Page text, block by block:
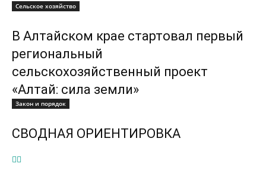
Сельское хозяйство
В Алтайском крае стартовал первый
региональный
сельскохозяйственный проект
«Алтай: сила земли»
Закон и порядок
СВОДНАЯ ОРИЕНТИРОВКА